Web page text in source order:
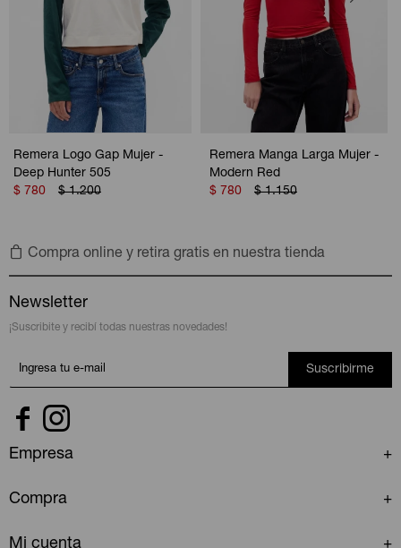
Remera Logo Gap Mujer -
Deep Hunter 505
$ 780 $ 1.200
Remera Manga Larga Mujer -
Modern Red
$ 780 $ 1.150
Compra online y retira gratis en nuestra tienda
Newsletter
¡Suscribite y recibí todas nuestras novedades!
Suscribirme
 
Empresa
Compra
Mi cuenta